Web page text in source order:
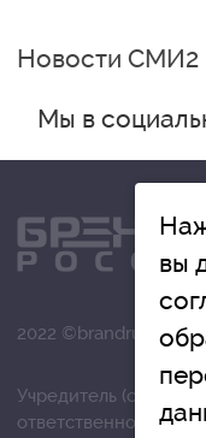
Новости СМИ2
Мы в
2022
Учредитель
ответственностью
вы